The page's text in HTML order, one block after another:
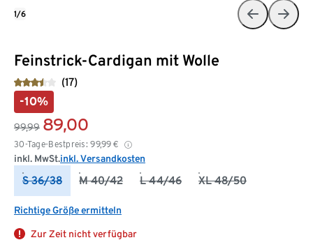
Feinstrick-Cardigan mit Wolle
(17)
-10%
99,99 89,00
30-Tage-Bestpreis: 99,99 €
inkl. MwSt.inkl. Versandkosten
S 36/38 M 40/42 L 44/46 XL 48/50
Richtige Größe ermitteln
Zur Zeit nicht verfügbar
1/6